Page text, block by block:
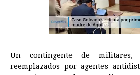
Un contingente de
reemplazados por agentes